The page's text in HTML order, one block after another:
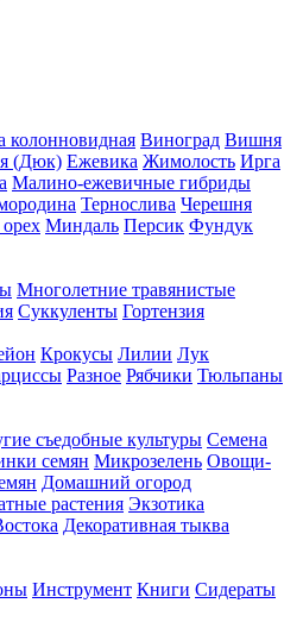
колонновидная Виноград Вишня
(Дюк) Ежевика Жимолость Ирга
Малино-ежевичные гибриды
Тернослива Черешня
Миндаль Персик Фундук
Многолетние травянистые
Суккуленты Гортензия
Крокусы Лилии Лук
Разное Рябчики Тюльпаны
съедобные культуры Семена
семян Микрозелень Овощи-
Домашний огород
растения Экзотика
Декоративная тыква
Инструмент Книги Сидераты